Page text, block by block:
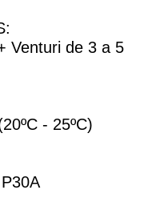
Venturi de 3 a 5
- 25ºC)